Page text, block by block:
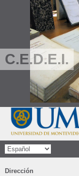
C.E.D.E.I.
Dirección